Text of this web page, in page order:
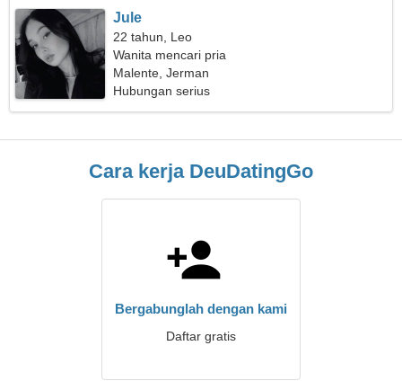
Jule
22 tahun, Leo
Wanita mencari pria
Malente, Jerman
Hubungan serius
Cara kerja DeuDatingGo
Bergabunglah dengan kami
Daftar gratis